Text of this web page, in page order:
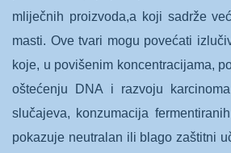
mliječnih proizvoda,a koji sadrže
masti. Ove tvari mogu povećati
koje, u povišenim koncentracijama,
oštećenju DNA i razvoju
slučajeva, konzumacija
pokazuje neutralan ili blago zaštitni